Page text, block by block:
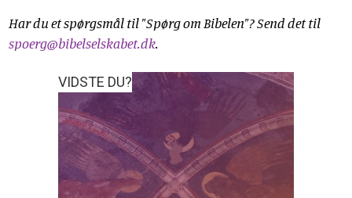
Har du et spørgsmål til "Spørg om Bibelen"? Send det til
spoerg@bibelselskabet.dk.
VIDSTE DU?